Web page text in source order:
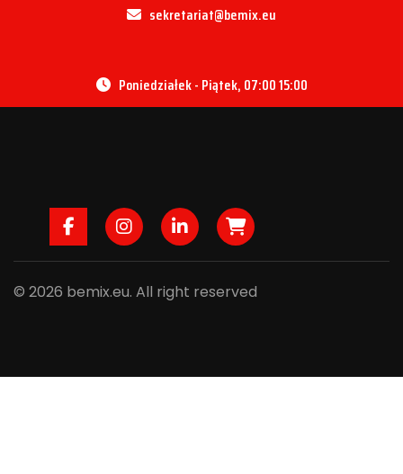
sekretariat@bemix.eu
Poniedziałek - Piątek, 07:00 15:00
FacebookInstagram
LinkedInB2B
© 2026 bemix.eu. All right reserved